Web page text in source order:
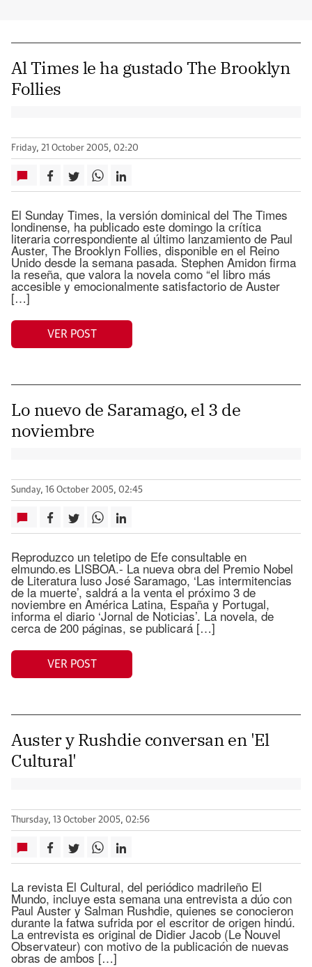
Al Times le ha gustado The Brooklyn
Follies
Friday, 21 October 2005, 02:20
El Sunday Times, la versión dominical del The Times
londinense, ha publicado este domingo la crítica
literaria correspondiente al último lanzamiento de Paul
Auster, The Brooklyn Follies, disponible en el Reino
Unido desde la semana pasada. Stephen Amidon firma
la reseña, que valora la novela como “el libro más
accesible y emocionalmente satisfactorio de Auster
[…]
VER POST
Lo nuevo de Saramago, el 3 de
noviembre
Sunday, 16 October 2005, 02:45
Reproduzco un teletipo de Efe consultable en
elmundo.es LISBOA.- La nueva obra del Premio Nobel
de Literatura luso José Saramago, ‘Las intermitencias
de la muerte’, saldrá a la venta el próximo 3 de
noviembre en América Latina, España y Portugal,
informa el diario ‘Jornal de Noticias’. La novela, de
cerca de 200 páginas, se publicará […]
VER POST
Auster y Rushdie conversan en 'El
Cultural'
Thursday, 13 October 2005, 02:56
La revista El Cultural, del periódico madrileño El
Mundo, incluye esta semana una entrevista a dúo con
Paul Auster y Salman Rushdie, quienes se conocieron
durante la fatwa sufrida por el escritor de origen hindú.
La entrevista es original de Didier Jacob (Le Nouvel
Observateur) con motivo de la publicación de nuevas
obras de ambos […]